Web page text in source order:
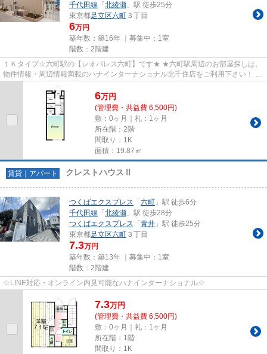
千代田線 「 北綾瀬 」駅 徒歩25分
東京都足立区六町 ３丁目
6万円
築年数：築16年 ｜募集中： 1室
階数：2階建
１Ｋタイプ☆六町駅の【レオパレス六町】です★ ★六町駅周辺のお部屋探しは、
物件情報・周辺情報満載のハナインターナショナル北千住店をご利用下さい！ 交
6万円
(管理費・共益費 6,500円)
敷：0ヶ月｜礼：1ヶ月
所在階：2階
間取り：1K
面積：19.87㎡
賃貸｜アパート クレストハウスⅡ
つくばエクスプレス 「 六町 」駅 徒歩6分
千代田線 「 北綾瀬 」駅 徒歩28分
つくばエクスプレス 「 青井 」駅 徒歩25分
東京都足立区六町 ３丁目
7.3万円
築年数：築13年 ｜募集中： 1室
階数：2階建
☆LINE対応・オンライン内見可能なハナインターナショナル☆
7.3万円
(管理費・共益費 6,500円)
敷：0ヶ月｜礼：1ヶ月
所在階：1階
間取り：1K